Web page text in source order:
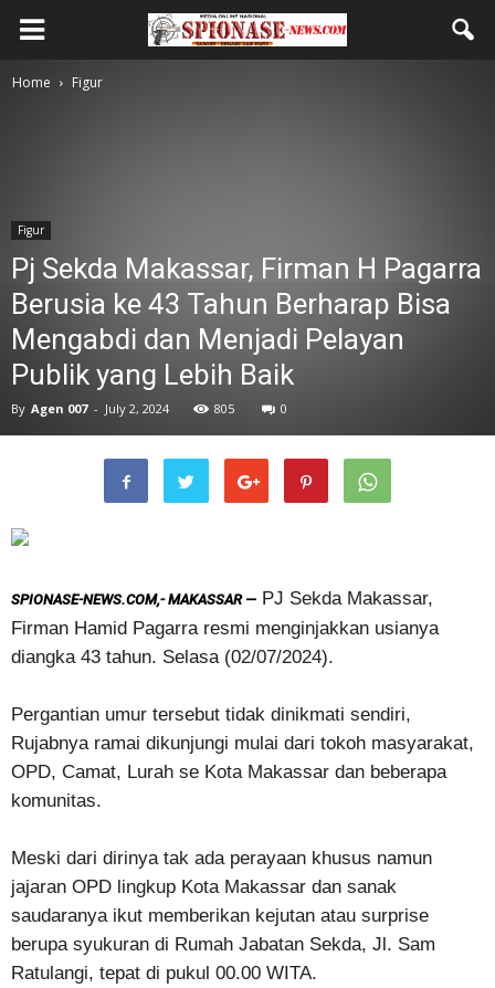
Home Figur
Figur
Pj Sekda Makassar, Firman H Pagarra
Berusia ke 43 Tahun Berharap Bisa
Mengabdi dan Menjadi Pelayan
Publik yang Lebih Baik
By Agen 007 - July 2, 2024 805 0
SPIONASE-NEWS.COM,- MAKASSAR — PJ Sekda Makassar,
Firman Hamid Pagarra resmi menginjakkan usianya
diangka 43 tahun. Selasa (02/07/2024).
Pergantian umur tersebut tidak dinikmati sendiri,
Rujabnya ramai dikunjungi mulai dari tokoh masyarakat,
OPD, Camat, Lurah se Kota Makassar dan beberapa
komunitas.
Meski dari dirinya tak ada perayaan khusus namun
jajaran OPD lingkup Kota Makassar dan sanak
saudaranya ikut memberikan kejutan atau surprise
berupa syukuran di Rumah Jabatan Sekda, Jl. Sam
Ratulangi, tepat di pukul 00.00 WITA.